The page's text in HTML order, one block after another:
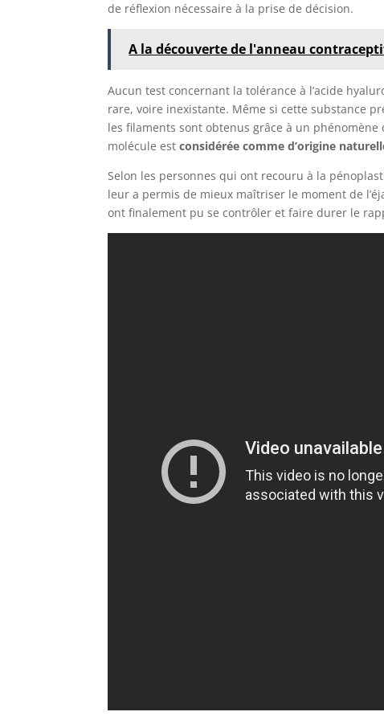
de réflexion nécessaire à la prise de décision.
A la découverte de l'anneau
Aucun test concernant la tolérance à l’acide
rare, voire inexistante. Même si cette substance
les filaments sont obtenus grâce à un
molécule estconsidérée comme d’origine
Selon les personnes qui ont recouru à la
leur a permis de mieux maîtriser le moment de
ont finalement pu se contrôler et faire durer le